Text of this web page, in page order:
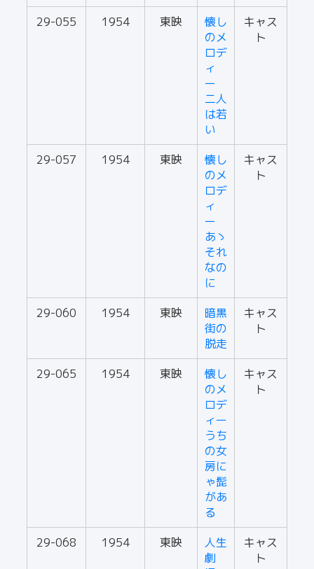
29-055 1954 東映
懐し
のメ
ロデ
ィ
ー
二人
は若
い
キャス
ト
29-057 1954 東映
懐し
のメ
ロデ
ィ
ー
あゝ
それ
なの
に
キャス
ト
29-060 1954 東映
暗黒
街の
脱走
キャス
ト
29-065 1954 東映
懐し
のメ
ロデ
ィー
うち
の女
房に
ゃ髭
があ
る
キャス
ト
29-068 1954 東映
人生
劇
キャス
ト